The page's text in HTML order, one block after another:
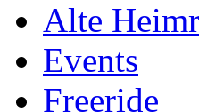
Alte
Events
Freeride